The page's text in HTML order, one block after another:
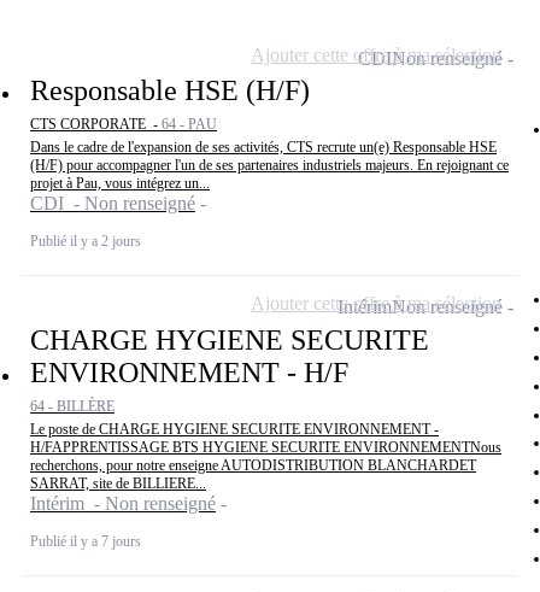
Responsable HSE (H/F)
CTS CORPORATE - 64 - PAU
Dans le cadre de l'expansion de ses activités, CTS recrute un(e) Responsable HSE
(H/F) pour accompagner l'un de ses partenaires industriels majeurs. En rejoignant ce
projet à Pau, vous intégrez un...
CDI - Non renseigné
Publié il y a 2 jours
CDINon renseigné
Ajouter cette offre à ma sélection
CHARGE HYGIENE SECURITE
ENVIRONNEMENT - H/F
64 - BILLÈRE
Le poste de CHARGE HYGIENE SECURITE ENVIRONNEMENT -
H/FAPPRENTISSAGE BTS HYGIENE SECURITE ENVIRONNEMENTNous
recherchons, pour notre enseigne AUTODISTRIBUTION BLANCHARDET
SARRAT, site de BILLIERE...
Intérim - Non renseigné
Publié il y a 7 jours
IntérimNon renseigné
Ajouter cette offre à ma sélection